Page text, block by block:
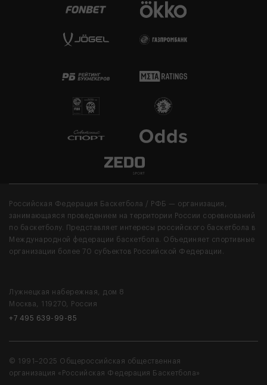
Российская Федерация Баскетбола / РФБ — организация,
занимающаяся проведением на территории России соревнований
по баскетболу. Представляет интересы российского баскетбола в
Международной федерации баскетбола. Объединяет спортивные
организации более 70 субъектов Российской Федерации.
Лужнецкая набережная, дом 8
Москва, 119270, Россия
+7 495 639-99-85
© 1991–2025 Общероссийская общественная
организация «Российская Федерация Баскетбола»